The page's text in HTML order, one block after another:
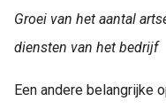
Groei van het aantal
diensten van het bedrijf
Een andere belangrijke